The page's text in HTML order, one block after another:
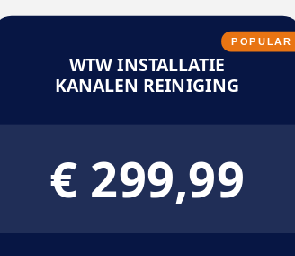
POPULAR
WTW INSTALLATIE
KANALEN REINIGING
€ 299,99